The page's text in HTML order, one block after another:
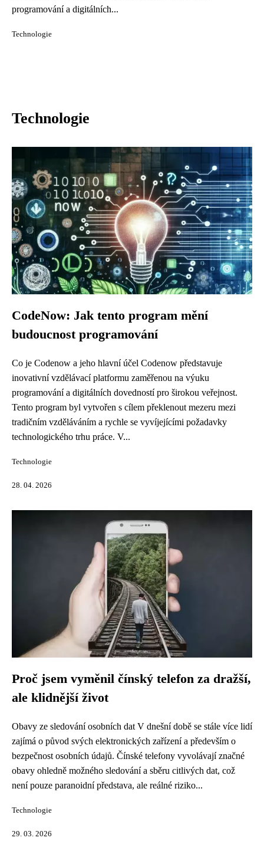
programování a digitálních...
Technologie
Technologie
CodeNow: Jak tento program mění
budoucnost programování
Co je Codenow a jeho hlavní účel Codenow představuje
inovativní vzdělávací platformu zaměřenou na výuku
programování a digitálních dovedností pro širokou veřejnost.
Tento program byl vytvořen s cílem překlenout mezeru mezi
tradičním vzděláváním a rychle se vyvíjejícími požadavky
technologického trhu práce. V...
Technologie
28. 04. 2026
Proč jsem vyměnil čínský telefon za dražší,
ale klidnější život
Obavy ze sledování osobních dat V dnešní době se stále více lidí
zajímá o původ svých elektronických zařízení a především o
bezpečnost osobních údajů. Čínské telefony vyvolávají značné
obavy ohledně možného sledování a sběru citlivých dat, což
není pouze paranoidní představa, ale reálné riziko...
Technologie
29. 03. 2026